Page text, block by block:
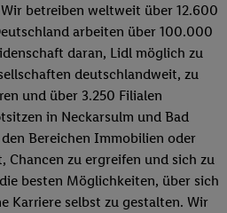
betreiben weltweit über 12.600
arbeiten über 100.000
daran, Lidl möglich zu
deutschlandweit, zu
und über 3.250 Filialen
in Neckarsulm und Bad
Bereichen Immobilien oder
Chancen zu ergreifen und sich zu
besten Möglichkeiten, über sich
Karriere selbst zu gestalten. Wir